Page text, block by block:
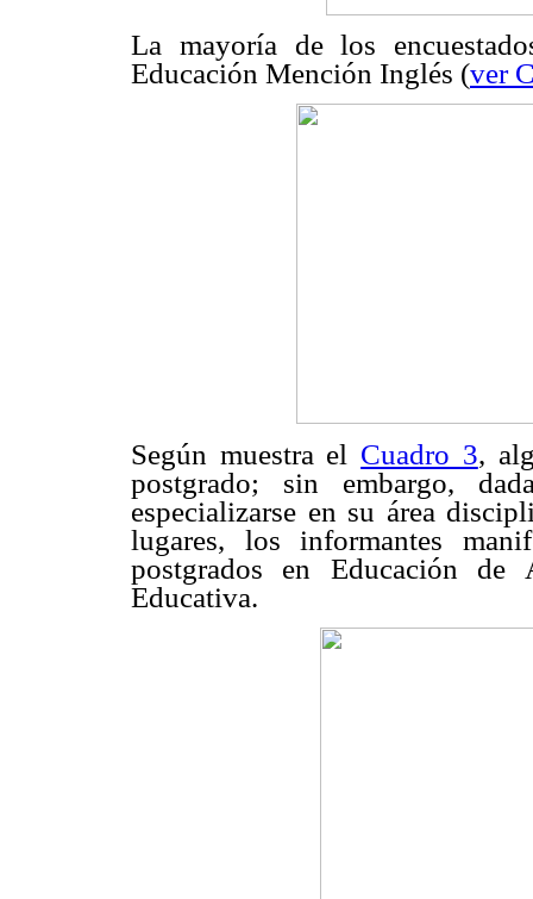
La mayoría de los
Educación Mención Inglés (ver
Según muestra el Cuadro 3,
postgrado; sin embargo,
especializarse en su área
lugares, los informantes
postgrados en Educación de
Educativa.